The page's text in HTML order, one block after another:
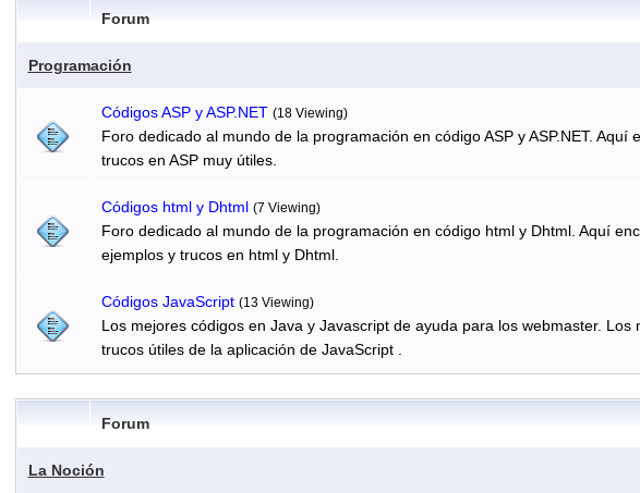
Forum
Programación
Códigos ASP y ASP.NET (18 Viewing)
Foro dedicado al mundo de la programación en código ASP y ASP.NET. Aquí
trucos en ASP muy útiles.
Códigos html y Dhtml (7 Viewing)
Foro dedicado al mundo de la programación en código html y Dhtml. Aquí
ejemplos y trucos en html y Dhtml.
Códigos JavaScript (13 Viewing)
Los mejores códigos en Java y Javascript de ayuda para los webmaster. Los
trucos útiles de la aplicación de JavaScript .
Forum
La Noción